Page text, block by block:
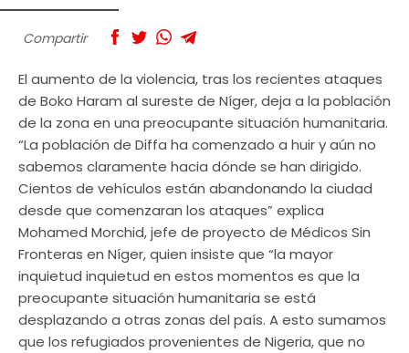
Compartir
El aumento de la violencia, tras los recientes ataques
de Boko Haram al sureste de Níger, deja a la población
de la zona en una preocupante situación humanitaria.
“La población de Diffa ha comenzado a huir y aún no
sabemos claramente hacia dónde se han dirigido.
Cientos de vehículos están abandonando la ciudad
desde que comenzaran los ataques” explica
Mohamed Morchid, jefe de proyecto de Médicos Sin
Fronteras en Níger, quien insiste que “la mayor
inquietud inquietud en estos momentos es que la
preocupante situación humanitaria se está
desplazando a otras zonas del país. A esto sumamos
que los refugiados provenientes de Nigeria, que no